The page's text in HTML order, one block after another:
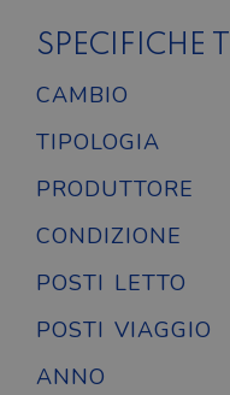
SPECIFICHE
CAMBIO
TIPOLOGIA
PRODUTTORE
CONDIZIONE
POSTI LETTO
POSTI VIAGGIO
ANNO